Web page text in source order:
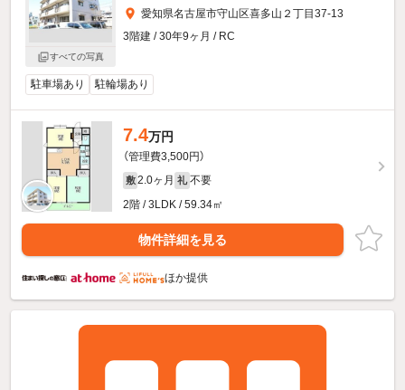
すべての写真
愛知県名古屋市守山区喜多山２丁目37-13
3階建 / 30年9ヶ月 / RC
駐車場あり 駐輪場あり
7.4万円
（管理費3,500円）
敷 2.0ヶ月 礼 不要
2階 / 3LDK / 59.34㎡
物件詳細を見る
ほか提供